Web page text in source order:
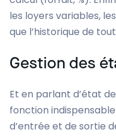
les loyers variables,
que l’historique de
Gestion des
Et en parlant d’état
fonction
d’entrée et de sortie